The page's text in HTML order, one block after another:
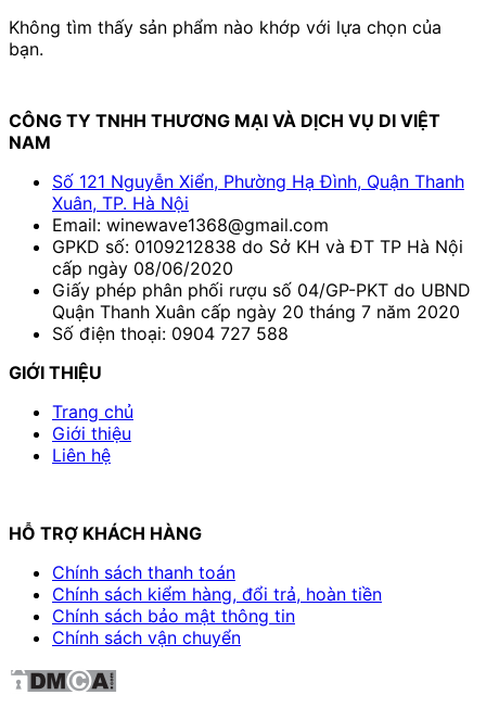
Không tìm thấy sản phẩm nào khớp với lựa chọn của
bạn.
CÔNG TY TNHH THƯƠNG MẠI VÀ DỊCH VỤ DI VIỆT
NAM
Số 121 Nguyễn Xiển, Phường Hạ Đình, Quận Thanh
Xuân, TP. Hà Nội
Email: winewave1368@gmail.com
GPKD số: 0109212838 do Sở KH và ĐT TP Hà Nội
cấp ngày 08/06/2020
Giấy phép phân phối rượu số 04/GP-PKT do UBND
Quận Thanh Xuân cấp ngày 20 tháng 7 năm 2020
Số điện thoại: 0904 727 588
GIỚI THIỆU
Trang chủ
Giới thiệu
Liên hệ
HỖ TRỢ KHÁCH HÀNG
Chính sách thanh toán
Chính sách kiểm hàng, đổi trả, hoàn tiền
Chính sách bảo mật thông tin
Chính sách vận chuyển